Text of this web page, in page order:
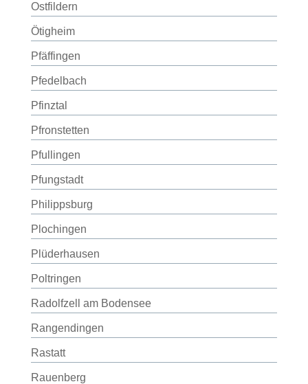
Ostfildern
Ötigheim
Pfäffingen
Pfedelbach
Pfinztal
Pfronstetten
Pfullingen
Pfungstadt
Philippsburg
Plochingen
Plüderhausen
Poltringen
Radolfzell am Bodensee
Rangendingen
Rastatt
Rauenberg